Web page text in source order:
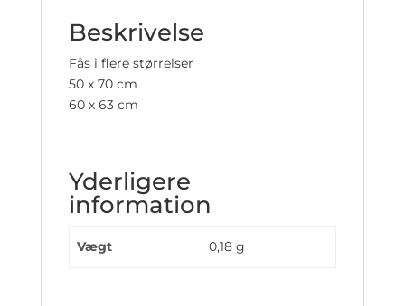
Beskrivelse
Fås i flere størrelser
50 x 70 cm
60 x 63 cm
Yderligere
information
Vægt 0,18 g